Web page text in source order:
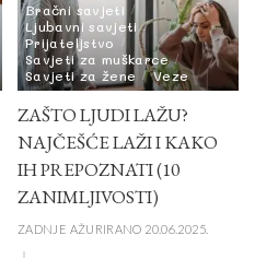
Bračni savjeti
Ljubavni savjeti
Prijateljstvo
Savjeti za muškarce
Savjeti za žene
Veze
ZAŠTO LJUDI LAŽU?
NAJČEŠĆE LAŽI I KAKO
IH PREPOZNATI (10
ZANIMLJIVOSTI)
ZADNJE AŽURIRANO 20.06.2025.